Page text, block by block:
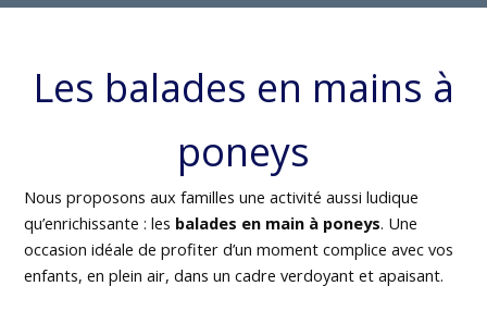
Les balades en mains à
poneys
Nous proposons aux familles une activité aussi ludique
qu’enrichissante : les balades en main à poneys. Une
occasion idéale de profiter d’un moment complice avec vos
enfants, en plein air, dans un cadre verdoyant et apaisant.